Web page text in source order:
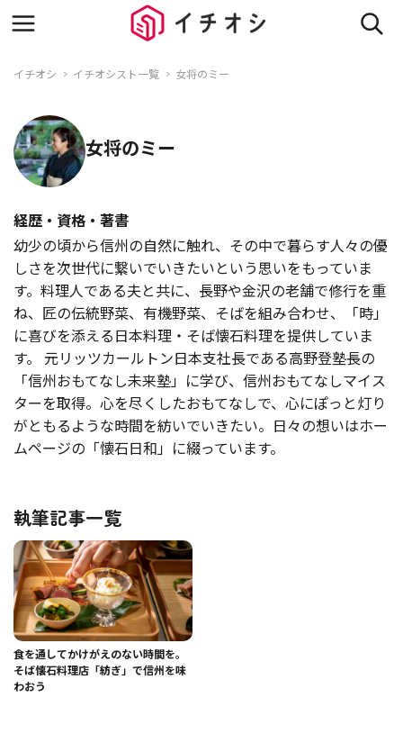
イチオシ イチオシスト一覧 女将のミー
女将のミー
経歴・資格・著書
幼少の頃から信州の自然に触れ、その中で暮らす人々の優
しさを次世代に繋いでいきたいという思いをもっていま
す。料理人である夫と共に、長野や金沢の老舗で修行を重
ね、匠の伝統野菜、有機野菜、そばを組み合わせ、「時」
に喜びを添える日本料理・そば懐石料理を提供していま
す。 元リッツカールトン日本支社長である高野登塾長の
「信州おもてなし未来塾」に学び、信州おもてなしマイス
ターを取得。心を尽くしたおもてなしで、心にぽっと灯り
がともるような時間を紡いでいきたい。日々の想いはホー
ムページの「懐石日和」に綴っています。
執筆記事一覧
食を通してかけがえのない時間を。
そば懐石料理店「紡ぎ」で信州を味
わおう